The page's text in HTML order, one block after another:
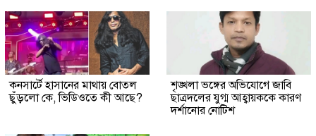
কনসার্টে হাসানের মাথায় বোতল
ছুঁড়লো কে, ভিডিওতে কী আছে?
শৃঙ্খলা ভঙ্গের অভিযোগে জাবি
ছাত্রদলের যুগ্ম আহ্বায়ককে কারণ
দর্শানোর নোটিশ